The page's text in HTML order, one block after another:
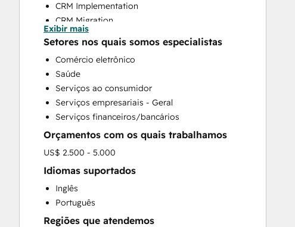
CRM Implementation
CRM Migration
Full Inbound Marketing Services
HubSpot Onboarding
Sales and Marketing Alignment
Sales Enablement
Search Engine Optimization
Website Design
Exibir mais
Setores nos quais somos especialistas
Comércio eletrônico
Saúde
Serviços ao consumidor
Serviços empresariais - Geral
Serviços financeiros/bancários
Orçamentos com os quais trabalhamos
US$ 2.500 - 5.000
Idiomas suportados
Inglês
Português
Regiões que atendemos